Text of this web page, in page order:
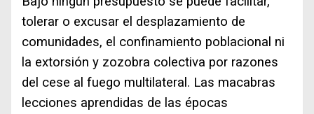
tolerar o excusar el desplazamiento de
comunidades, el confinamiento poblacional ni
la extorsión y zozobra colectiva por razones
del cese al fuego multilateral. Las macabras
lecciones aprendidas de las épocas